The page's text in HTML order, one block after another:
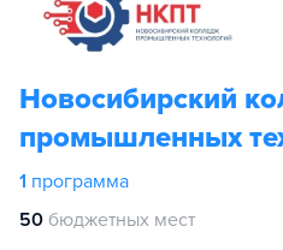
Новосибирский
промышленных
1 программа
50 бюджетных мест